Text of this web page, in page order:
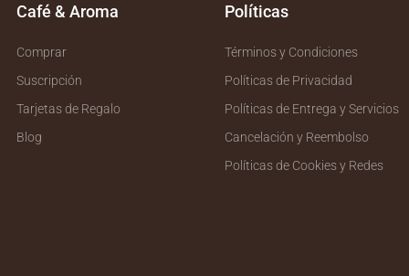
Café & Aroma
Comprar
Suscripción
Tarjetas de Regalo
Blog
Políticas
Términos y Condiciones
Políticas de Privacidad
Políticas de Entrega y Servicios
Cancelación y Reembolso
Políticas de Cookies y Redes